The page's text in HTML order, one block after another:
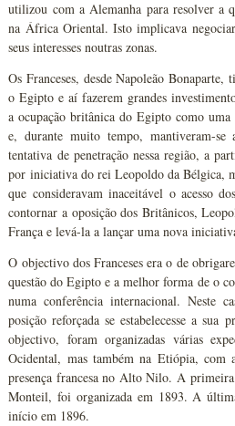
utilizou com a Alemanha para resolver a
na África Oriental. Isto implicava negociar
seus interesses noutras zonas.
Os Franceses, desde Napoleão
o Egipto e aí fazerem grandes
a ocupação britânica do Egipto como
e, durante muito tempo, mantiveram-
tentativa de penetração nessa região, a
por iniciativa do rei Leopoldo da Bélgica,
que consideravam inaceitável o acesso
contornar a oposição dos Britânicos,
França e levá-la a lançar uma nova
O objectivo dos Franceses era o de
questão do Egipto e a melhor forma de o
numa conferência internacional. Neste
posição reforçada se estabelecesse a sua
objectivo, foram organizadas várias
Ocidental, mas também na Etiópia, com
presença francesa no Alto Nilo. A primeira
Monteil, foi organizada em 1893. A
início em 1896.